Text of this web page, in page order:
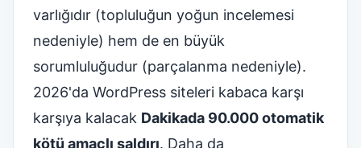
varlığıdır (topluluğun yoğun incelemesi
nedeniyle) hem de en büyük
sorumluluğudur (parçalanma nedeniyle).
2026'da WordPress siteleri kabaca karşı
karşıya kalacak Dakikada 90.000 otomatik
kötü amaçlı saldırı. Daha da